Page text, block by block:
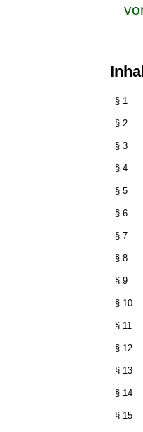
§ 1
§ 2
§ 3
§ 4
§ 5
§ 6
§ 7
§ 8
§ 9
§ 10
§ 11
§ 12
§ 13
§ 14
§ 15